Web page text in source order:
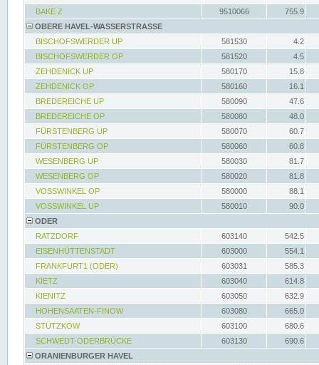
BAKE Z
9510066
755.9
OBERE HAVEL-WASSERSTRASSE
BISCHOFSWERDER UP
581530
4.2
BISCHOFSWERDER OP
581520
4.5
ZEHDENICK UP
580170
15.8
ZEHDENICK OP
580160
16.1
BREDEREICHE UP
580090
47.6
BREDEREICHE OP
580080
48.0
FÜRSTENBERG UP
580070
60.7
FÜRSTENBERG OP
580060
60.8
WESENBERG UP
580030
81.7
WESENBERG OP
580020
81.8
VOSSWINKEL OP
580000
88.1
VOSSWINKEL UP
580010
90.0
ODER
RATZDORF
603140
542.5
EISENHÜTTENSTADT
603000
554.1
FRANKFURT1 (ODER)
603031
585.3
KIETZ
603040
614.8
KIENITZ
603050
632.9
HOHENSAATEN-FINOW
603080
665.0
STÜTZKOW
603100
680.6
SCHWEDT-ODERBRÜCKE
603130
690.6
ORANIENBURGER HAVEL